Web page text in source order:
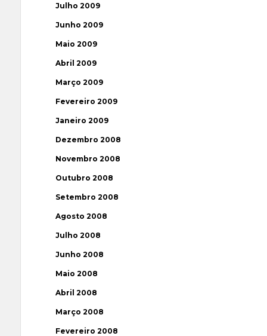
Julho 2009
Junho 2009
Maio 2009
Abril 2009
Março 2009
Fevereiro 2009
Janeiro 2009
Dezembro 2008
Novembro 2008
Outubro 2008
Setembro 2008
Agosto 2008
Julho 2008
Junho 2008
Maio 2008
Abril 2008
Março 2008
Fevereiro 2008